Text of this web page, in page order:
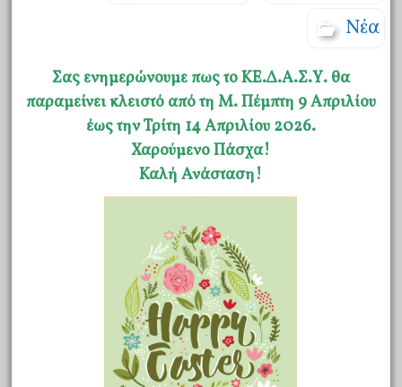
Νέα
Σας ενημερώνουμε πως το ΚΕ.Δ.Α.Σ.Υ. θα
παραμείνει κλειστό από τη Μ. Πέμπτη 9 Απριλίου
έως την Τρίτη 14 Απριλίου 2026.
Χαρούμενο Πάσχα!
Καλή Ανάσταση!